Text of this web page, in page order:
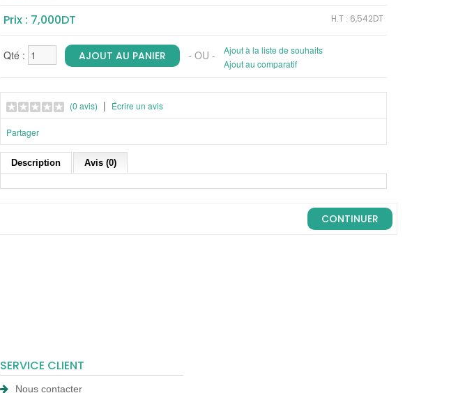
Prix : 7,000DT H.T : 6,542DT
Qté : - OU -
Ajout à la liste de souhaits
Ajout au comparatif
(0 avis) | Écrire un avis
Partager
Description Avis (0)
CONTINUER
SERVICE CLIENT
Nous contacter